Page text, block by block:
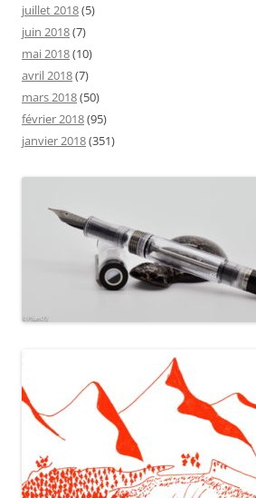
juillet 2018(5)
juin 2018(7)
mai 2018(10)
avril 2018(7)
mars 2018(50)
février 2018(95)
janvier 2018(351)